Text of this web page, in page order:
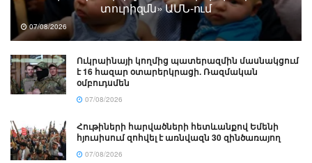
տուրիզմն» ԱՄՆ-ում
07/08/2026
Ուկրաինայի կողմից պատերազմին մասնակցում
է 16 հազար օտարերկրացի. Ռազմական
օմբուդսմեն
07/08/2026
Հութիների հարվածների հետևանքով Եմենի
հյուսիսում զոհվել է առնվազն 30 զինծառայող
07/08/2026